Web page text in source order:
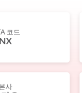
코드
NX
사